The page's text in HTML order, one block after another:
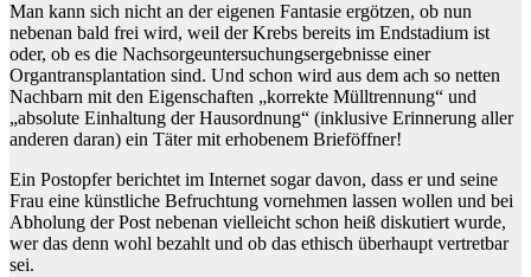
Man kann sich nicht an der eigenen Fantasie ergötzen, ob nun
nebenan bald frei wird, weil der Krebs bereits im Endstadium ist
oder, ob es die Nachsorgeuntersuchungsergebnisse einer
Organtransplantation sind. Und schon wird aus dem ach so netten
Nachbarn mit den Eigenschaften „korrekte Mülltrennung“ und
„absolute Einhaltung der Hausordnung“ (inklusive Erinnerung aller
anderen daran) ein Täter mit erhobenem Brieföffner!
Ein Postopfer berichtet im Internet sogar davon, dass er und seine
Frau eine künstliche Befruchtung vornehmen lassen wollen und bei
Abholung der Post nebenan vielleicht schon heiß diskutiert wurde,
wer das denn wohl bezahlt und ob das ethisch überhaupt vertretbar
sei.